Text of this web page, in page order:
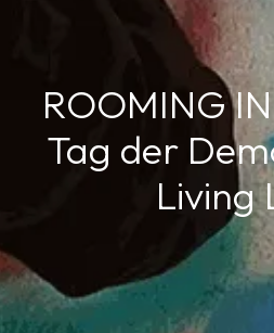
ROOMING
Tag der
Living